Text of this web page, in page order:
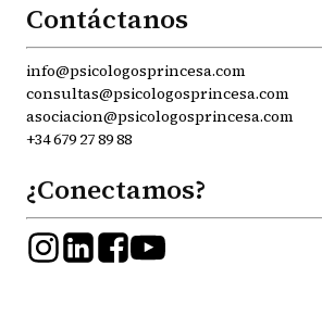
Contáctanos
info@psicologosprincesa.com
consultas@psicologosprincesa.com
asociacion@psicologosprincesa.com
+34 679 27 89 88
¿Conectamos?